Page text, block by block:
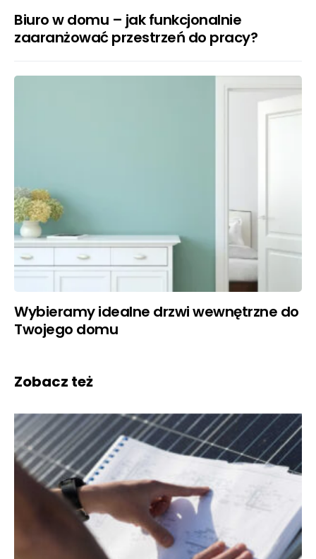
Biuro w domu – jak funkcjonalnie
zaaranżować przestrzeń do pracy?
Wybieramy idealne drzwi wewnętrzne do
Twojego domu
Zobacz też